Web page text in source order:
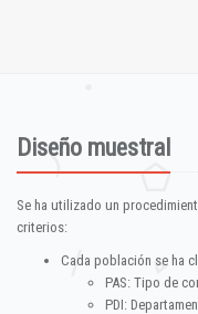
Diseño muestral
Se ha utilizado un
criterios:
Cada población se ha
PAS: Tipo de
PDI: